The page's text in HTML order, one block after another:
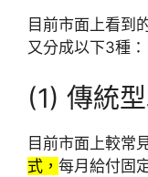
目前市面上看到
又分成以下3種：
(1) 傳統
目前市面上較常
式， 每月給付固